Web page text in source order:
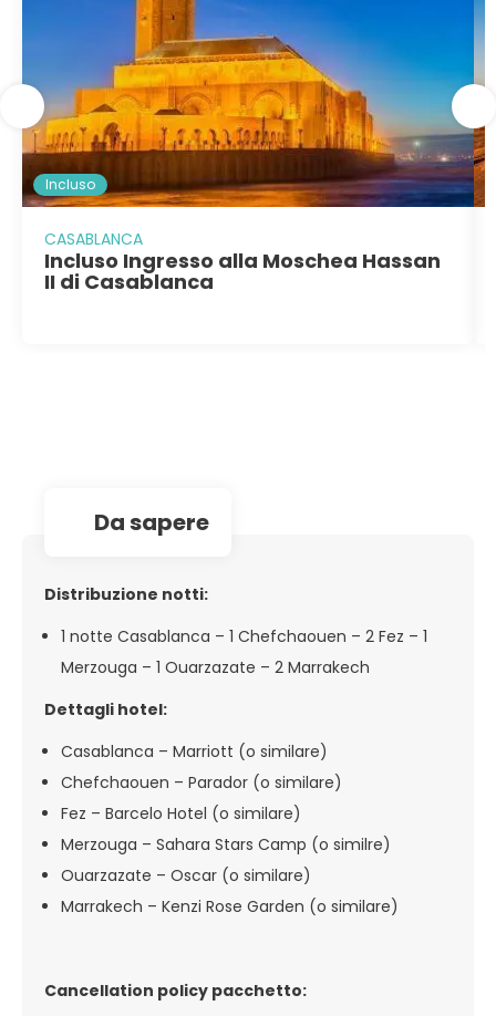
Incluso
CASABLANCA
Incluso Ingresso alla Moschea Hassan
II di Casablanca
da sapere
Distribuzione notti:
1 notte Casablanca – 1 Chefchaouen – 2 Fez – 1
Merzouga – 1 Ouarzazate – 2 Marrakech
Dettagli hotel:
Casablanca – Marriott (o similare)
Chefchaouen – Parador (o similare)
Fez – Barcelo Hotel (o similare)
Merzouga – Sahara Stars Camp (o similre)
Ouarzazate – Oscar (o similare)
Marrakech – Kenzi Rose Garden (o similare)
Cancellation policy pacchetto: